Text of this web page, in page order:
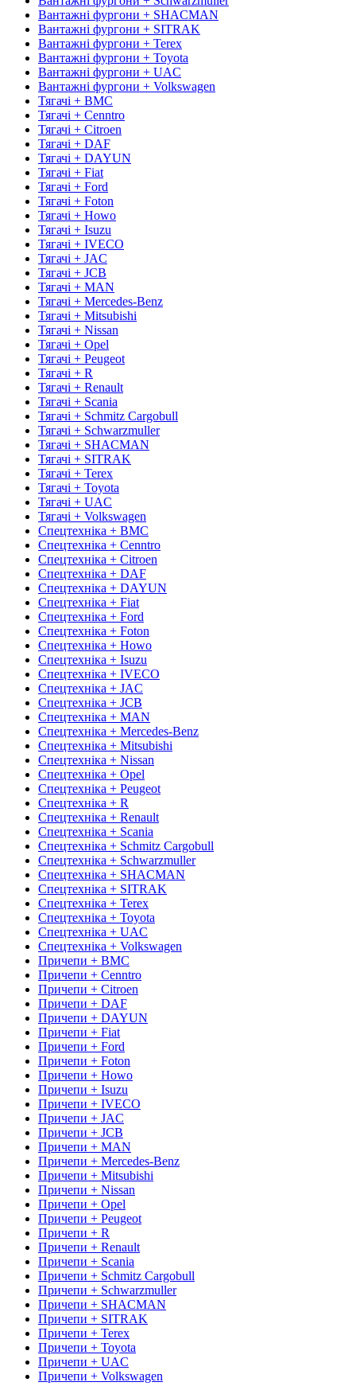
Вантажні фургони + SHACMAN
Вантажні фургони + SITRAK
Вантажні фургони + Terex
Вантажні фургони + Toyota
Вантажні фургони + UAC
Вантажні фургони + Volkswagen
Тягачі + BMC
Тягачі + Cenntro
Тягачі + Citroen
Тягачі + DAF
Тягачі + DAYUN
Тягачі + Fiat
Тягачі + Ford
Тягачі + Foton
Тягачі + Howo
Тягачі + Isuzu
Тягачі + IVECO
Тягачі + JAC
Тягачі + JCB
Тягачі + MAN
Тягачі + Mercedes-Benz
Тягачі + Mitsubishi
Тягачі + Nissan
Тягачі + Opel
Тягачі + Peugeot
Тягачі + R
Тягачі + Renault
Тягачі + Scania
Тягачі + Schmitz Cargobull
Тягачі + Schwarzmuller
Тягачі + SHACMAN
Тягачі + SITRAK
Тягачі + Terex
Тягачі + Toyota
Тягачі + UAC
Тягачі + Volkswagen
Спецтехніка + BMC
Спецтехніка + Cenntro
Спецтехніка + Citroen
Спецтехніка + DAF
Спецтехніка + DAYUN
Спецтехніка + Fiat
Спецтехніка + Ford
Спецтехніка + Foton
Спецтехніка + Howo
Спецтехніка + Isuzu
Спецтехніка + IVECO
Спецтехніка + JAC
Спецтехніка + JCB
Спецтехніка + MAN
Спецтехніка + Mercedes-Benz
Спецтехніка + Mitsubishi
Спецтехніка + Nissan
Спецтехніка + Opel
Спецтехніка + Peugeot
Спецтехніка + R
Спецтехніка + Renault
Спецтехніка + Scania
Спецтехніка + Schmitz Cargobull
Спецтехніка + Schwarzmuller
Спецтехніка + SHACMAN
Спецтехніка + SITRAK
Спецтехніка + Terex
Спецтехніка + Toyota
Спецтехніка + UAC
Спецтехніка + Volkswagen
Причепи + BMC
Причепи + Cenntro
Причепи + Citroen
Причепи + DAF
Причепи + DAYUN
Причепи + Fiat
Причепи + Ford
Причепи + Foton
Причепи + Howo
Причепи + Isuzu
Причепи + IVECO
Причепи + JAC
Причепи + JCB
Причепи + MAN
Причепи + Mercedes-Benz
Причепи + Mitsubishi
Причепи + Nissan
Причепи + Opel
Причепи + Peugeot
Причепи + R
Причепи + Renault
Причепи + Scania
Причепи + Schmitz Cargobull
Причепи + Schwarzmuller
Причепи + SHACMAN
Причепи + SITRAK
Причепи + Terex
Причепи + Toyota
Причепи + UAC
Причепи + Volkswagen